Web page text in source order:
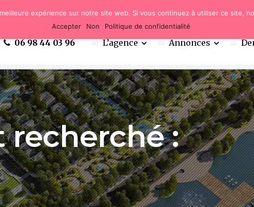
06 98 44 03 96 L’agence Annonces
:
expérience sur notre site web. Si vous continuez à utiliser ce site,
Accepter
Non Politique de confidentialité